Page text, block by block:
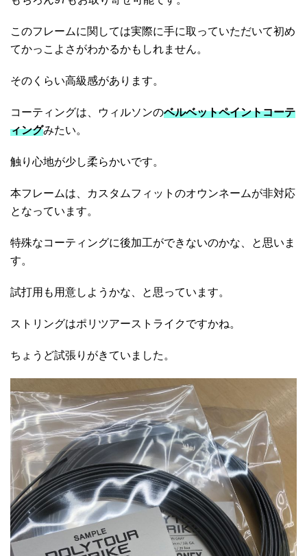
このフレームに関しては実際に手に取っていただいて初め
てかっこよさがわかるかもしれません。
そのくらい高級感があります。
コーティングは、ウィルソンのベルベットペイントコーテ
ィングみたい。
触り心地が少し柔らかいです。
本フレームは、カスタムフィットのオウンネームが非対応
となっています。
特殊なコーティングに後加工ができないのかな、と思いま
す。
試打用も用意しようかな、と思っています。
ストリングはポリツアーストライクですかね。
ちょうど試張りがきていました。